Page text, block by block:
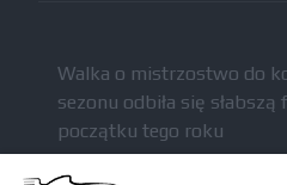
Walka o mistrzostwo do
sezonu odbiła się
początku tego roku
McCullough całkowicie